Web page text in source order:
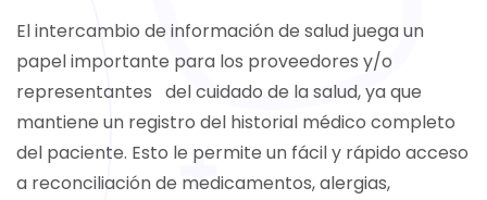
El intercambio de información de salud juega un
papel importante para los proveedores y/o
representantes del cuidado de la salud, ya que
mantiene un registro del historial médico completo
del paciente. Esto le permite un fácil y rápido acceso
a reconciliación de medicamentos, alergias,